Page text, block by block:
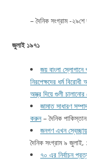
– দৈনিক সংগ্রাম -
জুলাই ১৯৭১
জয় বাংলা স্লোগানে
নিরপেক্ষদের ধর্ম
অস্ত্র দিয়ে গুলী চালানোর
জামাত সাধারণ
করুন– দৈনিক
জনগণ এখন স্বেচ্ছায়
দৈনিক সংগ্রাম ৯ জুলাই,
৭০ এর নির্বাচন